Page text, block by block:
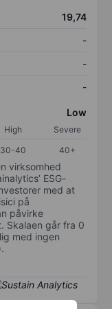
19,74
-
-
-
Low
High
Severe
30-40 40+
virksomhed
ESG-
med at
på
påvirke
Skalaen går fra 0
med ingen